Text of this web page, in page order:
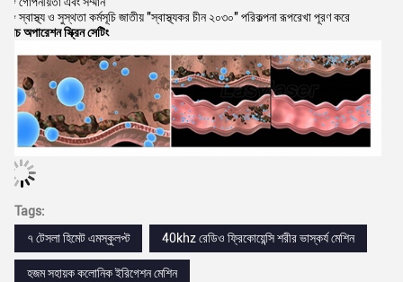
* স্বাস্থ্য ও সুস্থতা কর্মসূচি জাতীয় ′′স্বাস্থ্যকর চীন ২০৩০′′ পরিকল্পনা রূপরেখা পূরণ করে
টাচ অপারেশন স্ক্রিন সেটিং
Tags:
৭ টেসলা হিমেট এমস্কুলপ্ট
40khz রেডিও ফ্রিকোয়েন্সি শরীর ভাস্কর্য মেশিন
হজম সহায়ক কলোনিক ইরিগেশন মেশিন